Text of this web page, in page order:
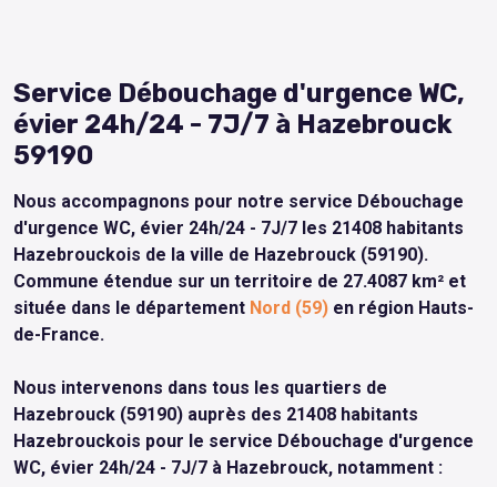
Service Débouchage d'urgence WC,
évier 24h/24 - 7J/7 à Hazebrouck
59190
Nous accompagnons pour notre service Débouchage
d'urgence WC, évier 24h/24 - 7J/7 les 21408 habitants
Hazebrouckois de la ville de Hazebrouck (59190).
Commune étendue sur un territoire de 27.4087 km² et
située dans le département Nord (59) en région Hauts-
de-France.
Nous intervenons dans tous les quartiers de
Hazebrouck (59190) auprès des 21408 habitants
Hazebrouckois pour le service Débouchage d'urgence
WC, évier 24h/24 - 7J/7 à Hazebrouck, notamment :